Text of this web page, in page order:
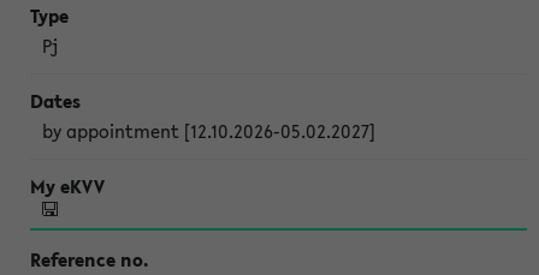
Pj
by appointment [12.10.2026-05.02.2027]